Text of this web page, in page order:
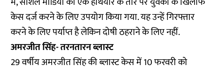
केस दर्ज करने के लिए उपयोग किया गया. यह उन्हें गिरफ्तार
करने के लिए पर्याप्त है लेकिन दोषी ठहराने के लिए नहीं.
अमरजीत सिंह- तरनतारन ब्लास्ट
29 वर्षीय अमरजीत सिंह की ब्लास्ट केस में 10 फरवरी को